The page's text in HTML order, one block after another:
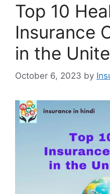
Top 10
Insurance
in the
October 6, 2023 by